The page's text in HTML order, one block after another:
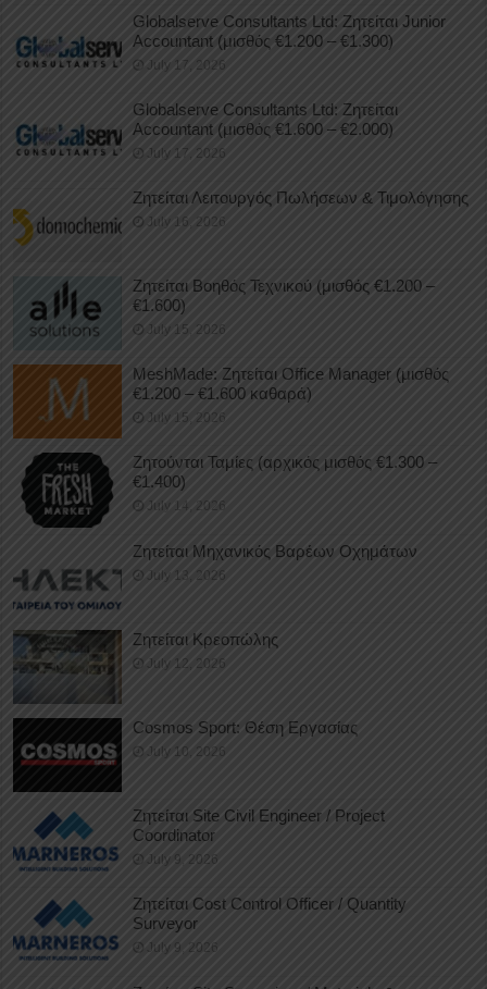
Globalserve Consultants Ltd: Ζητείται Junior
Accountant (μισθός €1.200 – €1.300)
July 17, 2026
Globalserve Consultants Ltd: Ζητείται
Accountant (μισθός €1.600 – €2.000)
July 17, 2026
Ζητείται Λειτουργός Πωλήσεων & Τιμολόγησης
July 16, 2026
Ζητείται Βοηθός Τεχνικού (μισθός €1.200 –
€1.600)
July 15, 2026
MeshMade: Ζητείται Office Manager (μισθός
€1.200 – €1.600 καθαρά)
July 15, 2026
Ζητούνται Ταμίες (αρχικός μισθός €1.300 –
€1.400)
July 14, 2026
Ζητείται Μηχανικός Βαρέων Οχημάτων
July 13, 2026
Ζητείται Κρεοπώλης
July 12, 2026
Cosmos Sport: Θέση Εργασίας
July 10, 2026
Ζητείται Site Civil Engineer / Project
Coordinator
July 9, 2026
Ζητείται Cost Control Officer / Quantity
Surveyor
July 9, 2026